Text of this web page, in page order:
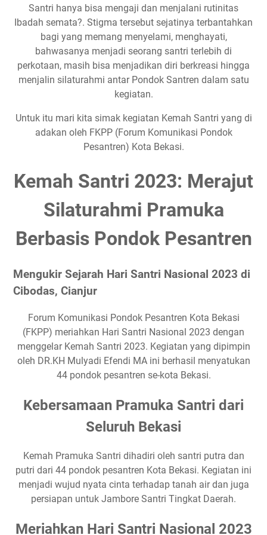
Santri hanya bisa mengaji dan menjalani rutinitas
Ibadah semata?. Stigma tersebut sejatinya terbantahkan
bagi yang memang menyelami, menghayati,
bahwasanya menjadi seorang santri terlebih di
perkotaan, masih bisa menjadikan diri berkreasi hingga
menjalin silaturahmi antar Pondok Santren dalam satu
kegiatan.
Untuk itu mari kita simak kegiatan Kemah Santri yang di
adakan oleh FKPP (Forum Komunikasi Pondok
Pesantren) Kota Bekasi.
Kemah Santri 2023: Merajut
Silaturahmi Pramuka
Berbasis Pondok Pesantren
Mengukir Sejarah Hari Santri Nasional 2023 di
Cibodas, Cianjur
Forum Komunikasi Pondok Pesantren Kota Bekasi
(FKPP) meriahkan Hari Santri Nasional 2023 dengan
menggelar Kemah Santri 2023. Kegiatan yang dipimpin
oleh DR.KH Mulyadi Efendi MA ini berhasil menyatukan
44 pondok pesantren se-kota Bekasi.
Kebersamaan Pramuka Santri dari
Seluruh Bekasi
Kemah Pramuka Santri dihadiri oleh santri putra dan
putri dari 44 pondok pesantren Kota Bekasi. Kegiatan ini
menjadi wujud nyata cinta terhadap tanah air dan juga
persiapan untuk Jambore Santri Tingkat Daerah.
Meriahkan Hari Santri Nasional 2023